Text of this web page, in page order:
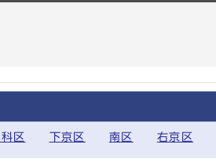
区 下京区 南区 右京区